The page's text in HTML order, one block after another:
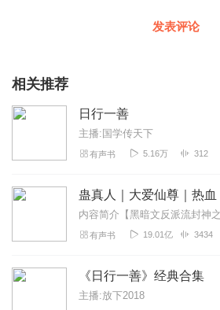
发表评论
相关推荐
日行一善
主播:国学传天下
有声书 5.16万 312
有声书 19.01亿 3434
《日行一善》经典合集
主播:放下2018